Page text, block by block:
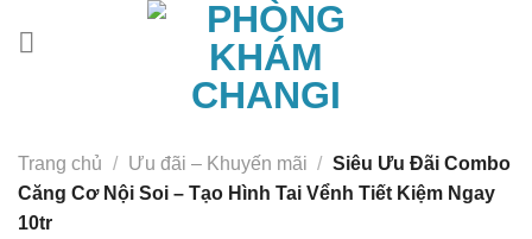
Trang chủ / Ưu đãi – Khuyến mãi / Siêu Ưu Đãi Combo
Căng Cơ Nội Soi – Tạo Hình Tai Vểnh Tiết Kiệm Ngay
10tr